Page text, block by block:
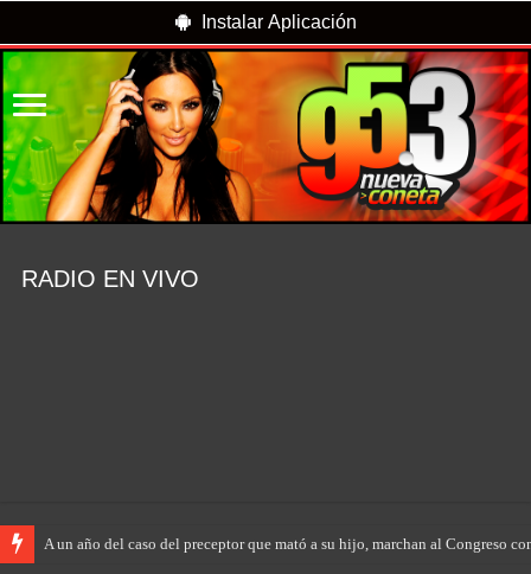
Instalar Aplicación
RADIO EN VIVO
A un año del caso del preceptor que mató a su hijo, marchan al Congreso